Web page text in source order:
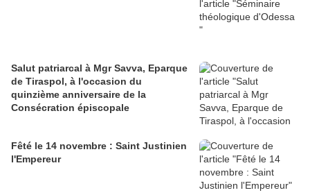
Salut patriarcal à Mgr Savva, Eparque
de Tiraspol, à l'occasion du
quinzième anniversaire de la
Consécration épiscopale
Fêté le 14 novembre : Saint Justinien
l'Empereur